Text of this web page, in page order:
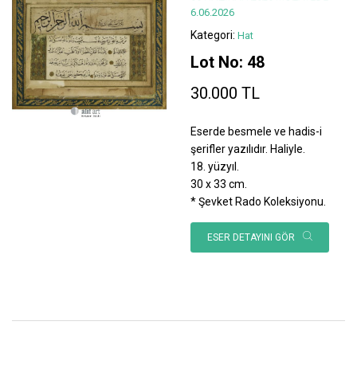
6.06.2026
Kategori: Hat
Lot No: 48
30.000 TL
Eserde besmele ve hadis-i
şerifler yazılıdır. Haliyle.
18. yüzyıl.
30 x 33 cm.
* Şevket Rado Koleksiyonu.
ESER DETAYINI GÖR